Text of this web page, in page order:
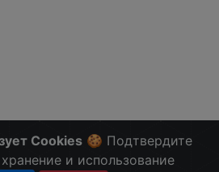
Cookies 🍪 Подтвердите
и использование